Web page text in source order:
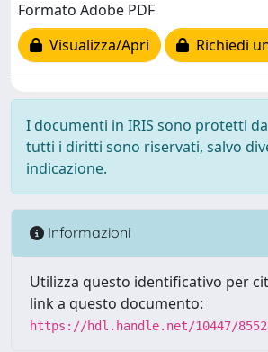
Formato Adobe PDF
Visualizza/Apri
Richiedi
I documenti in IRIS sono protetti
tutti i diritti sono riservati, salvo
indicazione.
Informazioni
Utilizza questo identificativo per
link a questo documento:
https://hdl.handle.net/10447/